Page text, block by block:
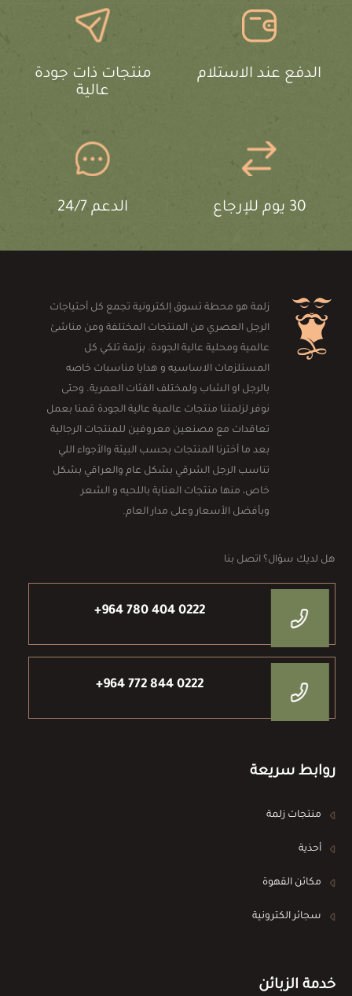
منتجات ذات جودة
عالية
الدفع عند الاستلام
الدعم 24/7 30 يوم للإرجاع
زلمة هو محطة تسوق إلكترونية تجمع كل أحتياجات
الرجل العصري من المنتجات المختلفة ومن مناشئ
عالمية ومحلية عالية الجودة. بزلمة تلكي كل
المستلزمات الاساسيه و هدايا مناسبات خاصه
بالرجل او الشاب ولمختلف الفئات العمرية. وحتى
نوفر لزلمتنا منتجات عالمية عالية الجودة قمنا بعمل
تعاقدات مع مصنعين معروفين للمنتجات الرجالية
بعد ما أخترنا المنتجات بحسب البيئة والأجواء اللي
تناسب الرجل الشرقي بشكل عام والعراقي بشكل
خاص، منها منتجات العناية باللحيه و الشعر
وبأفضل الأسعار وعلى مدار العام.
هل لديك سؤال؟ اتصل بنا
+964 780 404 0222
+964 772 844 0222
روابط سريعة
منتجات زلمة
أحذية
مكائن القهوة
سجائر الكترونية
خدمة الزبائن